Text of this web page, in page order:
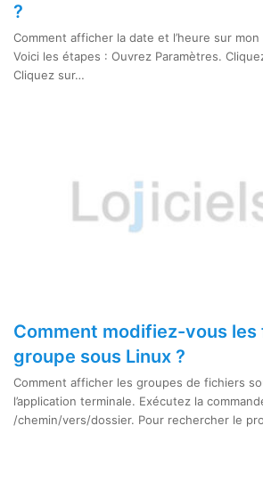
?
Comment afficher la date et l’heure sur
Voici les étapes : Ouvrez Paramètres.
Cliquez sur…
Comment modifiez-vous les
groupe sous Linux ?
Comment afficher les groupes de fichiers
l’application terminale. Exécutez la
/chemin/vers/dossier. Pour rechercher le